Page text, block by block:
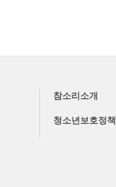
참소리소개
청소년보호정책